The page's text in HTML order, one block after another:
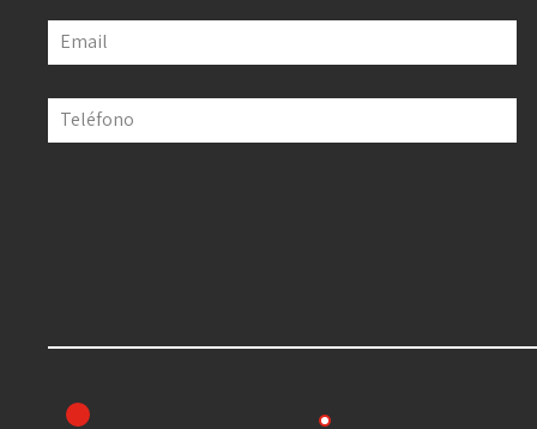
Email
Teléfono